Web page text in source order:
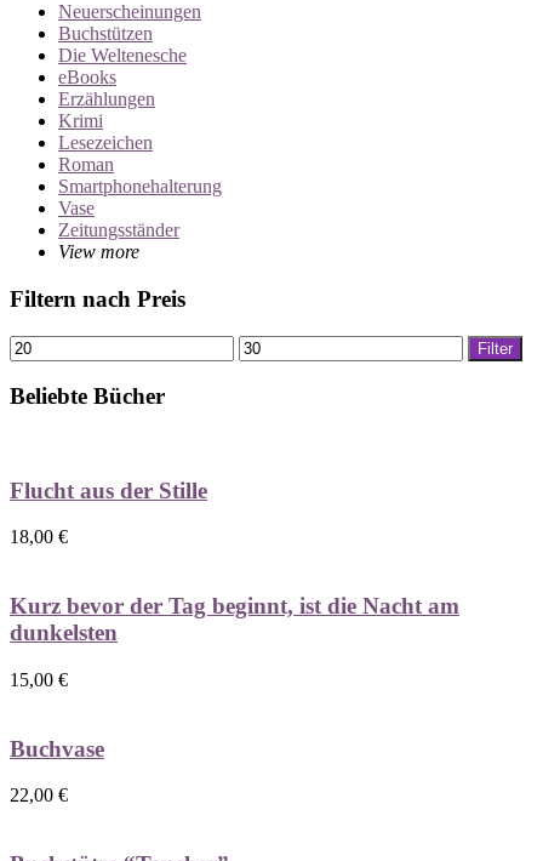
Neuerscheinungen
Buchstützen
Die Weltenesche
eBooks
Erzählungen
Krimi
Lesezeichen
Roman
Smartphonehalterung
Vase
Zeitungsständer
View more
Filtern nach Preis
Min.
Preis
Max.
Preis
Filter
Beliebte Bücher
Flucht aus der Stille
18,00 €
Kurz bevor der Tag beginnt, ist die Nacht am
dunkelsten
15,00 €
Buchvase
22,00 €